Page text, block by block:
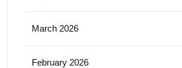
March 2026
February 2026